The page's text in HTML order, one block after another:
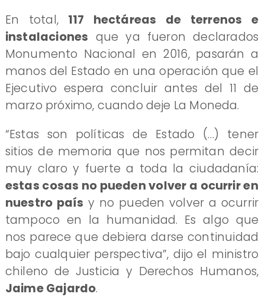
En total,117 hectáreas de terrenos e
instalaciones que ya fueron declarados
Monumento Nacional en 2016, pasarán a
manos del Estado en una operación que el
Ejecutivo espera concluir antes del 11 de
marzo próximo, cuando deje La Moneda.
“Estas son políticas de Estado (…) tener
sitios de memoria que nos permitan decir
muy claro y fuerte a toda la ciudadanía:
estas cosas no pueden volver a ocurrir en
nuestro país y no pueden volver a ocurrir
tampoco en la humanidad. Es algo que
nos parece que debiera darse continuidad
bajo cualquier perspectiva”, dijo el ministro
chileno de Justicia y Derechos Humanos,
Jaime Gajardo.